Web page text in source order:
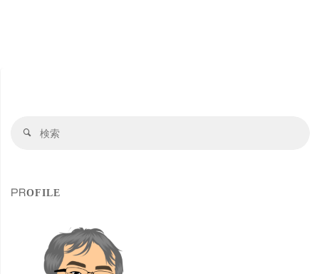
実
写
検
PROFILE